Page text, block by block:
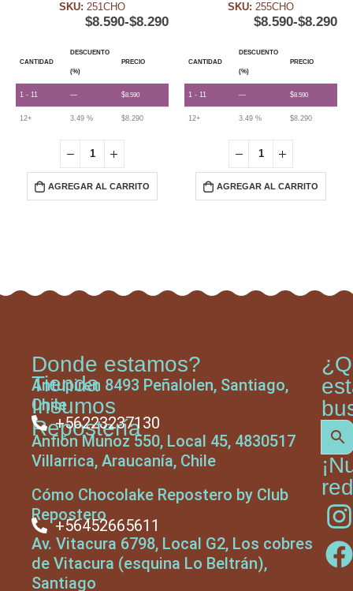
SKU: 251CHO
$8.290
-
$8.590
CANTIDAD
DESCUENTO
(%)
PRECIO
1 - 11 — $8.590
12+ 3.49 % $8.290
AGREGAR AL CARRITO
SKU: 255CHO
$8.290
-
$8.590
CANTIDAD
DESCUENTO
(%)
PRECIO
1 - 11 — $8.590
12+ 3.49 % $8.290
AGREGAR AL CARRITO
Tienda
Insumos
Repostería
Donde estamos?
Antupiren 8493 Peñalolen, Santiago,
Chile
+56223237130
Anfión Muñoz 550, Local 45, 4830517
Villarrica, Araucanía, Chile
Cómo Chocolake Repostero by Club
Repostero
+56452665611
Av. Vitacura 6798, Local G2, Los cobres
de Vitacura (esquina Lo Beltrán),
Santiago